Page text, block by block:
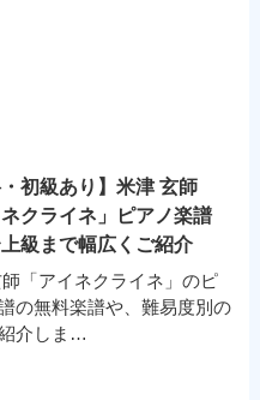
・初級あり】米津 玄師
ネクライネ」ピアノ楽譜
級まで幅広くご紹介
「アイネクライネ」のピ
の無料楽譜や、難易度別の
介しま…